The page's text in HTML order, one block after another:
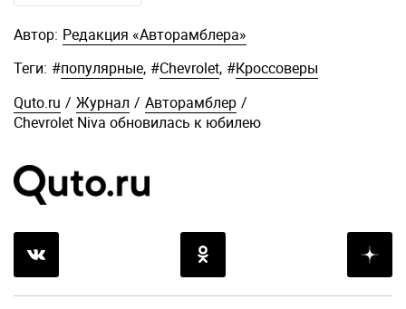
Автор: Редакция «Авторамблера»
Теги: #популярные, #Chevrolet, #Кроссоверы
Quto.ru / Журнал / Авторамблер /
Chevrolet Niva обновилась к юбилею